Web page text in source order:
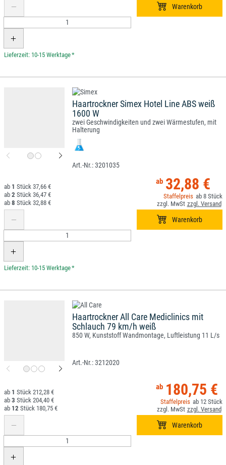
*
Haartrockner Simex Hotel Line ABS weiß
1600 W
zwei Geschwindigkeiten und zwei Wärmestufen, mit
Halterung
3201035
32,88 €
8
1
37,66 €
2
36,47 €
8
32,88 €
*
Haartrockner All Care Mediclinics mit
Schlauch 79 km/h weiß
850 W, Kunststoff Wandmontage, Luftleistung 11 L/s
3212020
180,75 €
12
1
212,28 €
3
204,40 €
12
180,75 €